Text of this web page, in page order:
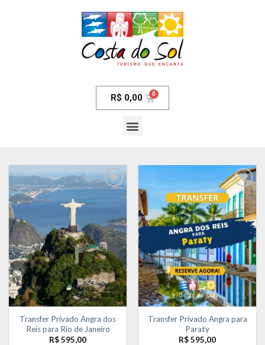
R$ 0,00
aos meus
desejos
Transfer Privado Angra dos
Reis para Rio de Janeiro
R$595,00
Adicionar
aos meus
Transfer Privado Angra para
Paraty
R$595,00